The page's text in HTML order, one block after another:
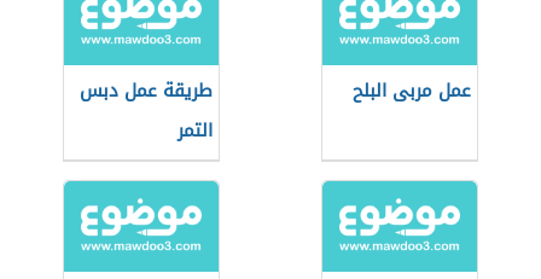
عمل مربى البلح
طريقة عمل دبس
التمر